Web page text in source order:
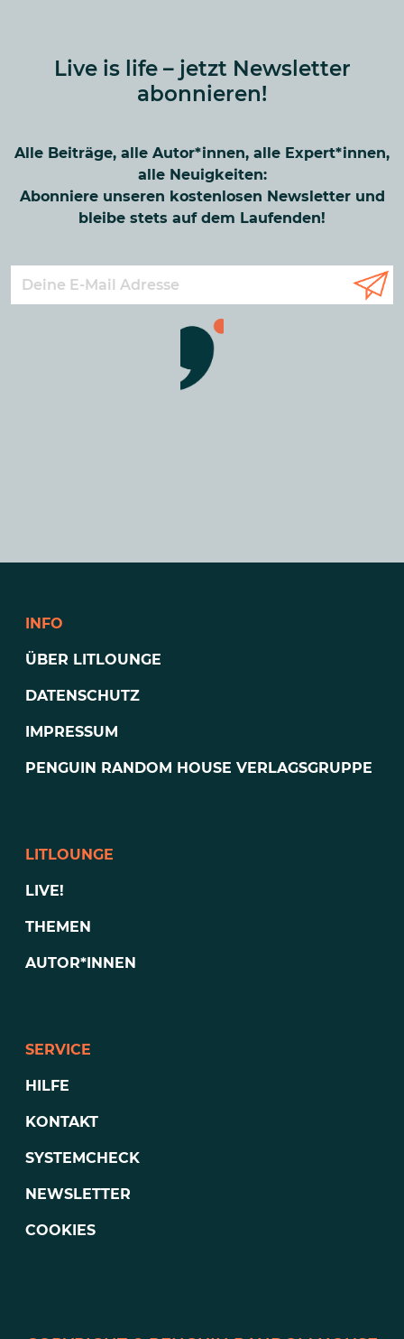
Live is life – jetzt Newsletter
abonnieren!
Alle Beiträge, alle Autor*innen, alle Expert*innen,
alle Neuigkeiten:
Abonniere unseren kostenlosen Newsletter und
bleibe stets auf dem Laufenden!
INFO
ÜBER LITLOUNGE
DATENSCHUTZ
IMPRESSUM
PENGUIN RANDOM HOUSE VERLAGSGRUPPE
LITLOUNGE
LIVE!
THEMEN
AUTOR*INNEN
SERVICE
HILFE
KONTAKT
SYSTEMCHECK
NEWSLETTER
COOKIES